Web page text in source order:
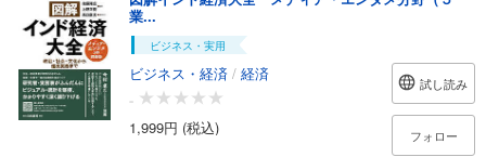
業...
ビジネス・実用
ビジネス・経済 / 経済
-
1,999円 (税込)
試し読み
フォロー